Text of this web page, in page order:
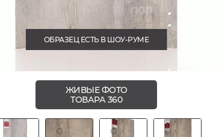
ОБРАЗЕЦ ЕСТЬ В ШОУ-РУМЕ
ЖИВЫЕ ФОТО
ТОВАРА 360